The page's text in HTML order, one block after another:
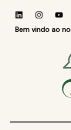
Bem vindo ao